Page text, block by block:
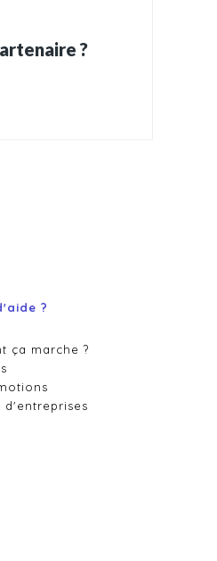
?
?
ça marche ?
d'entreprises